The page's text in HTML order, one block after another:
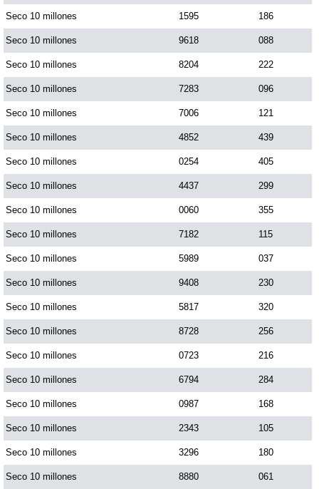
Pick 3 Noche
Pick 4 Día
Pick 4 Noche
Pijao de Oro
Saman de la suerte
Sinuano Día
Sinuano Noche
Super Chontico Noche
Seco 10 millones 1595 186
Seco 10 millones 9618 088
Seco 10 millones 8204 222
Seco 10 millones 7283 096
Seco 10 millones 7006 121
Seco 10 millones 4852 439
Seco 10 millones 0254 405
Seco 10 millones 4437 299
Seco 10 millones 0060 355
Seco 10 millones 7182 115
Seco 10 millones 5989 037
Seco 10 millones 9408 230
Seco 10 millones 5817 320
Seco 10 millones 8728 256
Seco 10 millones 0723 216
Seco 10 millones 6794 284
Seco 10 millones 0987 168
Seco 10 millones 2343 105
Seco 10 millones 3296 180
Seco 10 millones 8880 061